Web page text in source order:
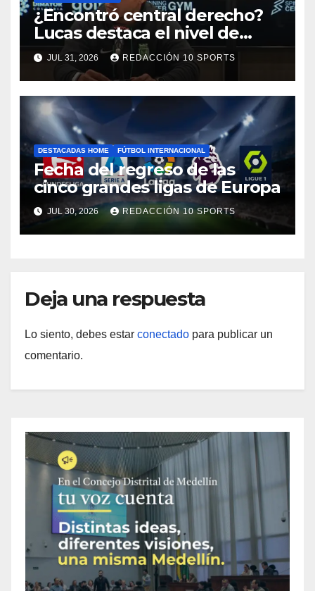
¿Encontró central derecho?
Lucas destaca el nivel de
Néider Parra
JUL 31, 2026 REDACCIÓN 10 SPORTS
DESTACADAS HOME FÚTBOL INTERNACIONAL
Fecha del regreso de las
cinco grandes ligas de Europa
JUL 30, 2026 REDACCIÓN 10 SPORTS
Deja una respuesta
Lo siento, debes estar conectado para publicar un
comentario.